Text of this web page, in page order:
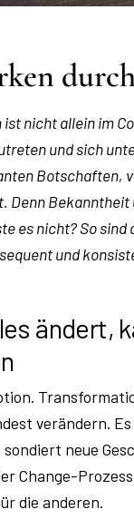
nicht allein im
und sich
Botschaften,
Denn
es nicht? So
und
ändert,
verändern.
neue
Change-
die anderen.